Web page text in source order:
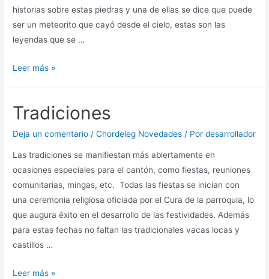
historias sobre estas piedras y una de ellas se dice que puede
ser un meteorito que cayó desde el cielo, estas son las
leyendas que se …
Leer más »
Tradiciones
Deja un comentario /Chordeleg Novedades / Pordesarrollador
Las tradiciones se manifiestan más abiertamente en
ocasiones especiales para el cantón, como fiestas, reuniones
comunitarias, mingas, etc. Todas las fiestas se inician con
una ceremonia religiosa oficiada por el Cura de la parroquia, lo
que augura éxito en el desarrollo de las festividades. Además
para estas fechas no faltan las tradicionales vacas locas y
castillos …
Leer más »